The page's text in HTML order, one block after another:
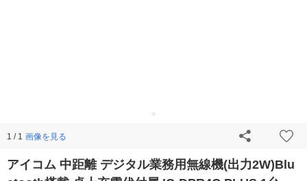
1 / 1 画像を見る
アイコム 中距離 デジタル業務用無線機(出力2W)Blu